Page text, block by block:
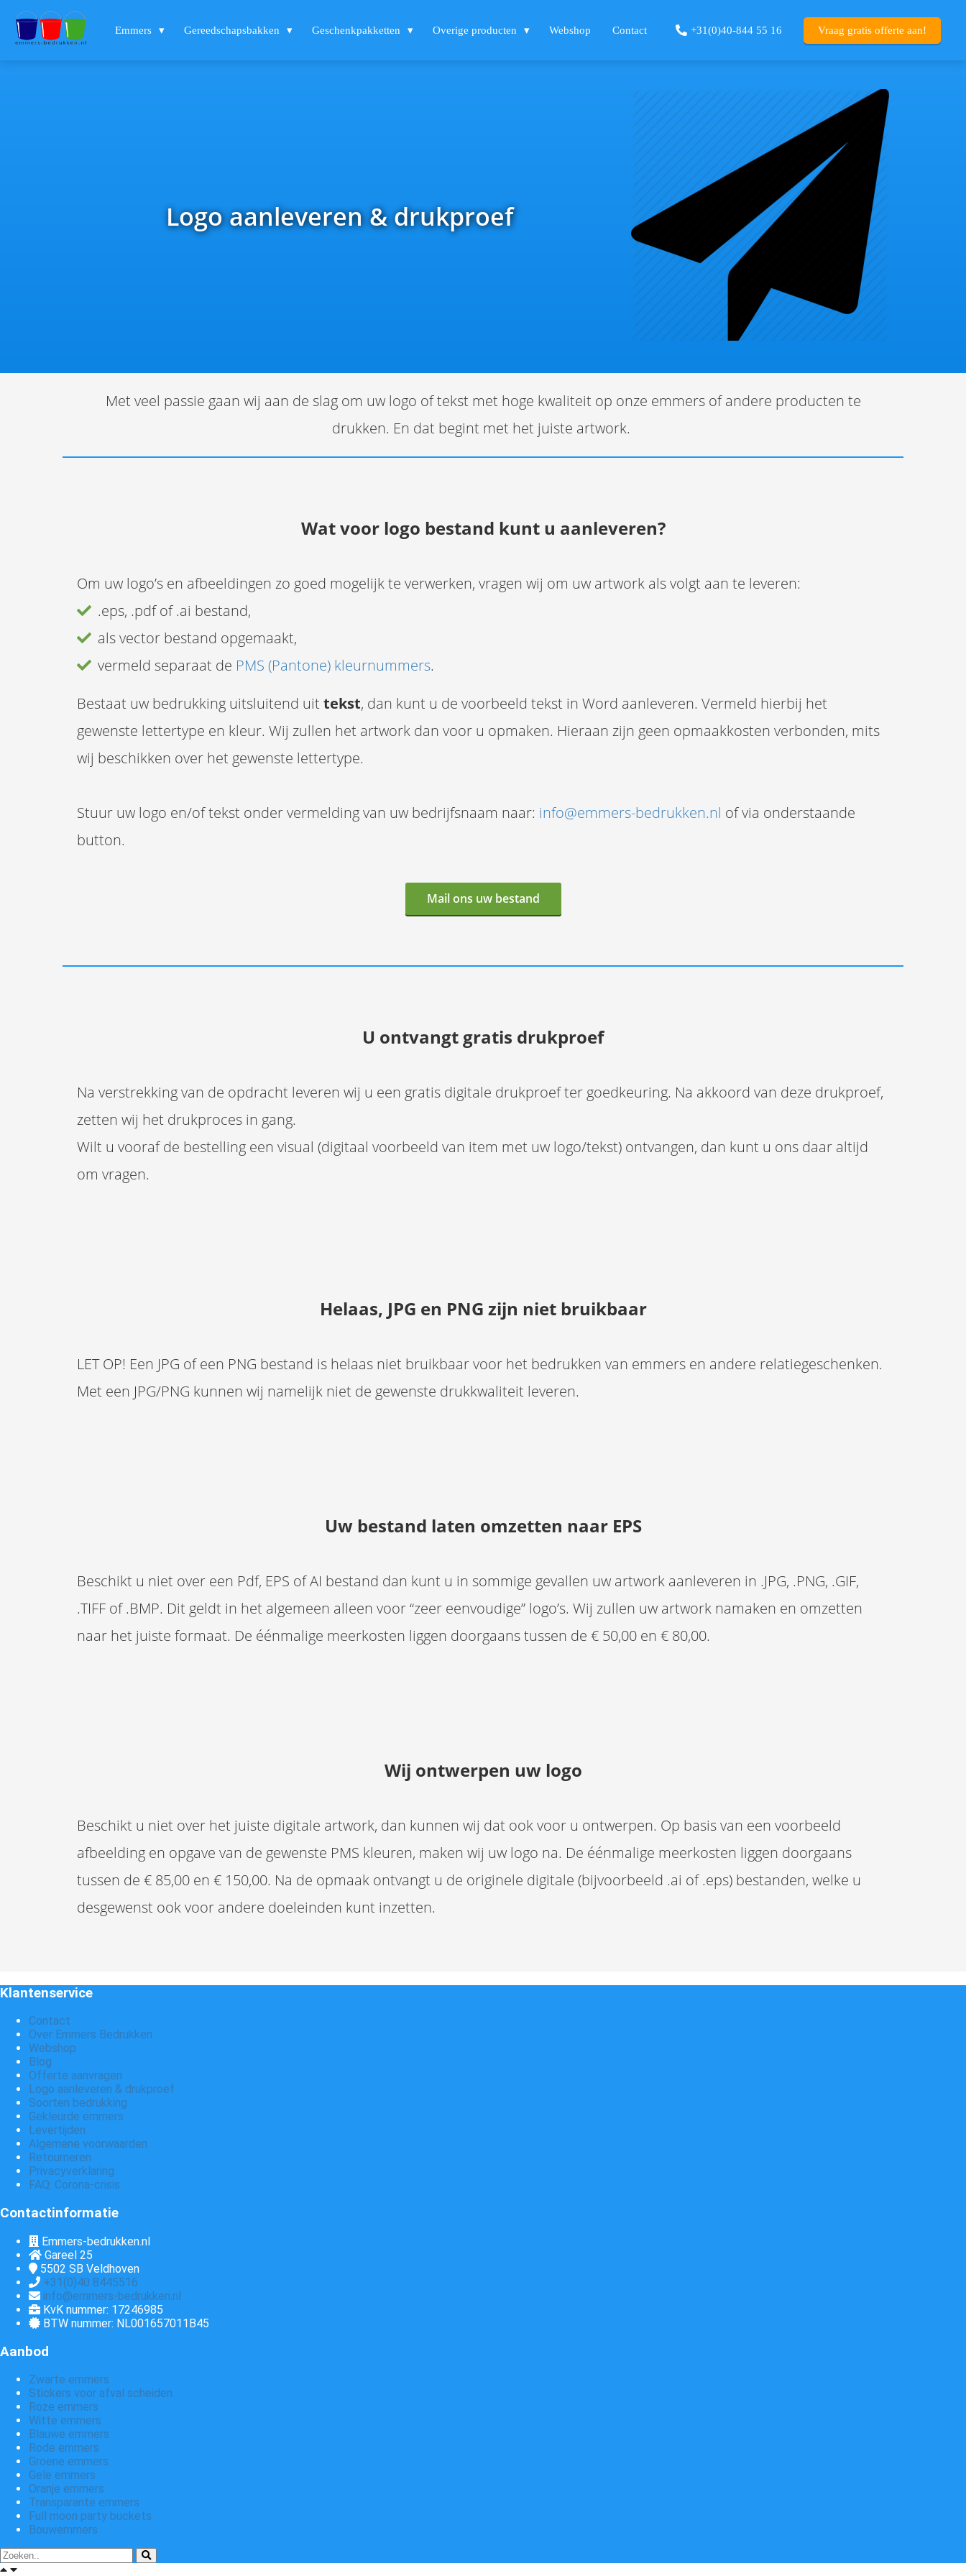
Emmers Gereedschapsbakken Geschenkpakketten Overige producten Webshop Contact +31(0)40-844 55 16‬ Vraag gratis offerte aan!
Logo aanleveren & drukproef
Met veel passie gaan wij aan de slag om uw logo of tekst met hoge kwaliteit op onze emmers of andere producten te
drukken. En dat begint met het juiste artwork.
Wat voor logo bestand kunt u aanleveren?
Om uw logo’s en afbeeldingen zo goed mogelijk te verwerken, vragen wij om uw artwork als volgt aan te leveren:
.eps, .pdf of .ai bestand,
als vector bestand opgemaakt,
vermeld separaat de PMS (Pantone) kleurnummers.
Bestaat uw bedrukking uitsluitend uittekst, dan kunt u de voorbeeld tekst in Word aanleveren. Vermeld hierbij het
gewenste lettertype en kleur. Wij zullen het artwork dan voor u opmaken. Hieraan zijn geen opmaakkosten verbonden, mits
wij beschikken over het gewenste lettertype.
Stuur uw logo en/of tekst onder vermelding van uw bedrijfsnaam naar: info@emmers-bedrukken.nl of via onderstaande
button.
Mail ons uw bestand
U ontvangt gratis drukproef
Na verstrekking van de opdracht leveren wij u een gratis digitale drukproef ter goedkeuring. Na akkoord van deze drukproef,
zetten wij het drukproces in gang.
Wilt u vooraf de bestelling een visual (digitaal voorbeeld van item met uw logo/tekst) ontvangen, dan kunt u ons daar altijd
om vragen.
Helaas, JPG en PNG zijn niet bruikbaar
LET OP! Een JPG of een PNG bestand is helaas niet bruikbaar voor het bedrukken van emmers en andere relatiegeschenken.
Met een JPG/PNG kunnen wij namelijk niet de gewenste drukkwaliteit leveren.
Uw bestand laten omzetten naar EPS
Beschikt u niet over een Pdf, EPS of AI bestand dan kunt u in sommige gevallen uw artwork aanleveren in .JPG, .PNG, .GIF,
.TIFF of .BMP. Dit geldt in het algemeen alleen voor “zeer eenvoudige” logo’s. Wij zullen uw artwork namaken en omzetten
naar het juiste formaat. De éénmalige meerkosten liggen doorgaans tussen de € 50,00 en € 80,00.
Wij ontwerpen uw logo
Beschikt u niet over het juiste digitale artwork, dan kunnen wij dat ook voor u ontwerpen. Op basis van een voorbeeld
afbeelding en opgave van de gewenste PMS kleuren, maken wij uw logo na. De éénmalige meerkosten liggen doorgaans
tussen de € 85,00 en € 150,00. Na de opmaak ontvangt u de originele digitale (bijvoorbeeld .ai of .eps) bestanden, welke u
desgewenst ook voor andere doeleinden kunt inzetten.
Klantenservice
Contact
Over Emmers Bedrukken
Webshop
Blog
Offerte aanvragen
Logo aanleveren & drukproef
Soorten bedrukking
Gekleurde emmers
Levertijden
Algemene voorwaarden
Retourneren
Privacyverklaring
FAQ: Corona-crisis
Contactinformatie
Emmers-bedrukken.nl
Gareel 25
5502 SB Veldhoven
+31(0)40 8445516
info@emmers-bedrukken.nl
KvK nummer: 17246985
BTW nummer: NL001657011B45
Aanbod
Zwarte emmers
Stickers voor afval scheiden
Roze emmers
Witte emmers
Blauwe emmers
Rode emmers
Groene emmers
Gele emmers
Oranje emmers
Transparante emmers
Full moon party buckets
Bouwemmers